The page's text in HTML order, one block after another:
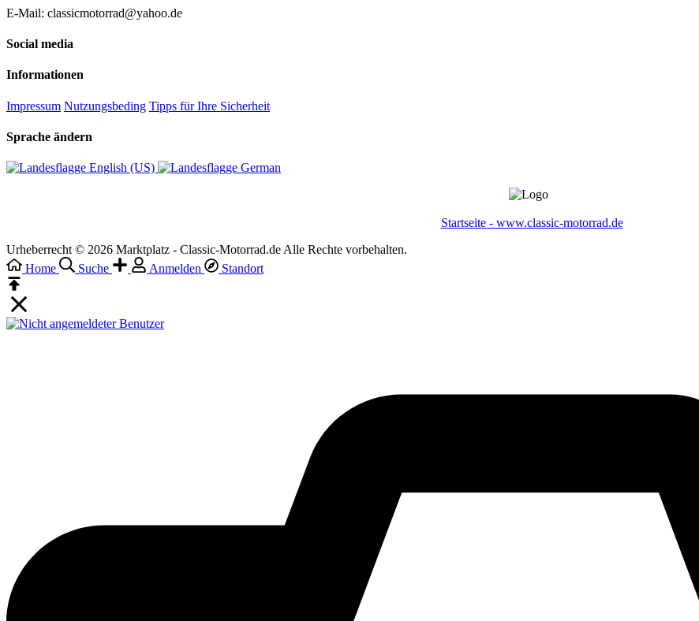
E-Mail: classicmotorrad@yahoo.de
Social media
Informationen
Impressum Nutzungsbeding Tipps für Ihre Sicherheit
Sprache ändern
English (US)‎ German‎
Startseite - www.classic-motorrad.de
Urheberrecht © 2026 Marktplatz - Classic-Motorrad.de Alle Rechte vorbehalten.
Home
Suche Anmelden Standort